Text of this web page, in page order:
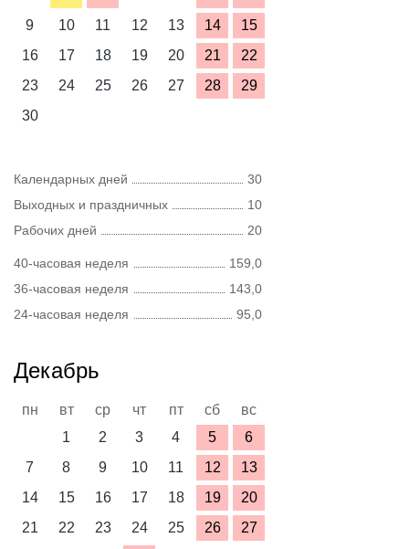
9
10 11 12 13 14
15
16
17 18 19 20 21
22
23
24 25 26 27 28
29
30
Календарных дней
30
Выходных и праздничных
10
Рабочих дней
20
40-часовая неделя
159,0
36-часовая неделя
143,0
24-часовая неделя
95,0
Декабрь
пн вт ср чт пт сб
вс
1
2 3 4 5
6
7
8 9 10 11 12
13
14
15 16 17 18 19
20
21
22 23 24 25 26
27